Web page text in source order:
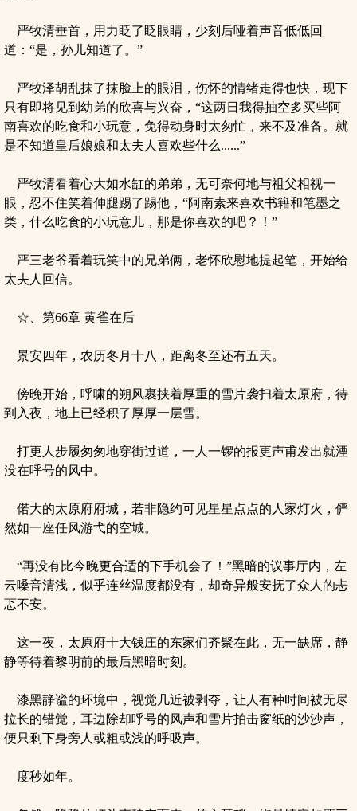
严牧清垂首，用力眨了眨眼睛，少刻后哑着声音低低回
道：“是，孙儿知道了。”
严牧泽胡乱抹了抹脸上的眼泪，伤怀的情绪走得也快，现下
只有即将见到幼弟的欣喜与兴奋，“这两日我得抽空多买些阿
南喜欢的吃食和小玩意，免得动身时太匆忙，来不及准备。就
是不知道皇后娘娘和太夫人喜欢些什么......”
严牧清看着心大如水缸的弟弟，无可奈何地与祖父相视一
眼，忍不住笑着伸腿踢了踢他，“阿南素来喜欢书籍和笔墨之
类，什么吃食的小玩意儿，那是你喜欢的吧？！”
严三老爷看着玩笑中的兄弟俩，老怀欣慰地提起笔，开始给
太夫人回信。
☆、第66章 黄雀在后
景安四年，农历冬月十八，距离冬至还有五天。
傍晚开始，呼啸的朔风裹挟着厚重的雪片袭扫着太原府，待
到入夜，地上已经积了厚厚一层雪。
打更人步履匆匆地穿街过道，一人一锣的报更声甫发出就湮
没在呼号的风中。
偌大的太原府府城，若非隐约可见星星点点的人家灯火，俨
然如一座任风游弋的空城。
“再没有比今晚更合适的下手机会了！”黑暗的议事厅内，左
云嗓音清浅，似乎连丝温度都没有，却奇异般安抚了众人的忐
忑不安。
这一夜，太原府十大钱庄的东家们齐聚在此，无一缺席，静
静等待着黎明前的最后黑暗时刻。
漆黑静谧的环境中，视觉几近被剥夺，让人有种时间被无尽
拉长的错觉，耳边除却呼号的风声和雪片拍击窗纸的沙沙声，
便只剩下身旁人或粗或浅的呼吸声。
度秒如年。